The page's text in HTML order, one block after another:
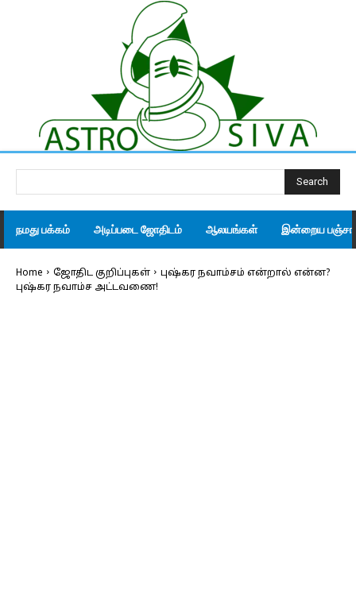
Search
நமது பக்கம் அடிப்படை ஜோதிடம் ஆலயங்கள் இன்றைய
Home ஜோதிட குறிப்புகள்
புஷ்கர நவாம்சம் என்றால் என்ன?
புஷ்கர நவாம்ச அட்டவணை!